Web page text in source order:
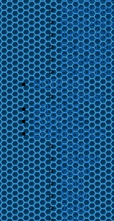
Road
Ilustración
Fotografía
NOTICIAS
Crónicas
GRUPOS
PODCAST
EFEMÉRIDES
Enero
Febrero
Marzo
Abril
Mayo
Junio